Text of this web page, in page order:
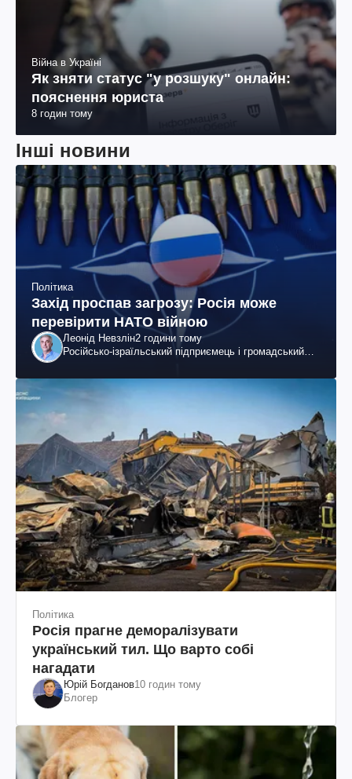
Війна в Україні
Як зняти статус "у розшуку" онлайн:
пояснення юриста
8 годин тому
Інші новини
Політика
Захід проспав загрозу: Росія може
перевірити НАТО війною
Леонід Невзлін2 години тому
Російсько-ізраїльський підприємець і громадський
Політика
Росія прагне деморалізувати
український тил. Що варто собі
нагадати
Юрій Богданов10 годин тому
Блогер